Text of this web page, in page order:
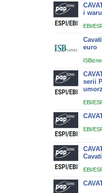
i
EBI/
euro
serii
EBI/
EBI/
EBI/